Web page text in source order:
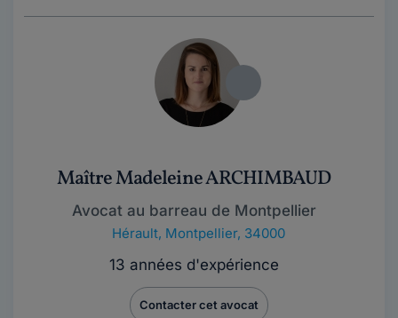
Maître Madeleine ARCHIMBAUD
Avocat au barreau de Montpellier
Hérault, Montpellier, 34000
13 années d'expérience
Contacter cet avocat